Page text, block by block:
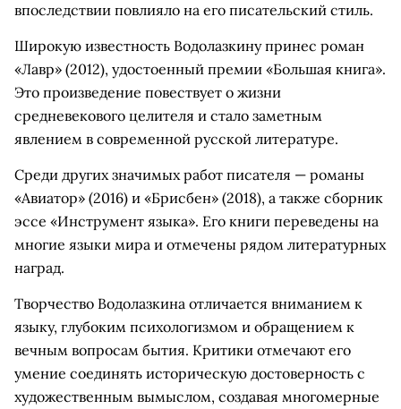
впоследствии повлияло на его писательский стиль.
Широкую известность Водолазкину принес роман
«Лавр» (2012), удостоенный премии «Большая книга».
Это произведение повествует о жизни
средневекового целителя и стало заметным
явлением в современной русской литературе.
Среди других значимых работ писателя — романы
«Авиатор» (2016) и «Брисбен» (2018), а также сборник
эссе «Инструмент языка». Его книги переведены на
многие языки мира и отмечены рядом литературных
наград.
Творчество Водолазкина отличается вниманием к
языку, глубоким психологизмом и обращением к
вечным вопросам бытия. Критики отмечают его
умение соединять историческую достоверность с
художественным вымыслом, создавая многомерные